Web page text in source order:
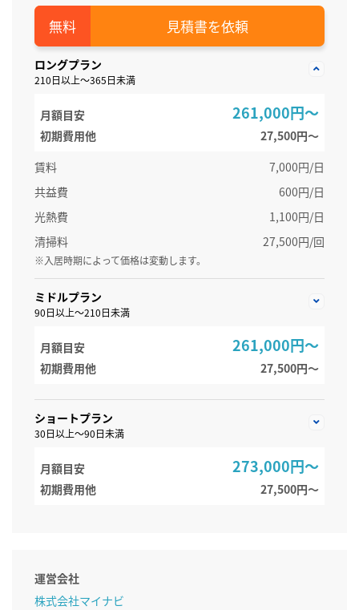
見積書を依頼
ロングプラン
210日以上～365日未満
月額目安 261,000円～
初期費用他
27,500円〜
賃料
7,000円/日
共益費
600円/日
光熱費
1,100円/日
清掃料
27,500円/回
※入居時期によって価格は変動します。
ミドルプラン
90日以上～210日未満
月額目安 261,000円～
初期費用他 27,500円〜
ショートプラン
30日以上～90日未満
月額目安 273,000円～
初期費用他 27,500円〜
運営会社
株式会社マイナビ